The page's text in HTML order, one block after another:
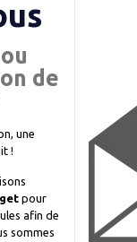
de
une
!
pour
afin de
sommes